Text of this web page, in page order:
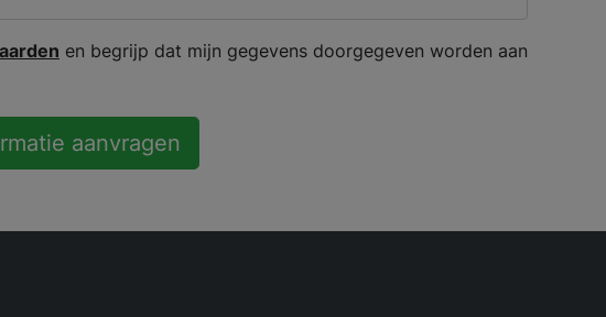
en begrijp dat mijn gegevens doorgegeven worden aan
aanvragen